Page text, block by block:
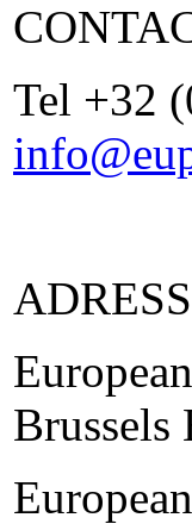
Tel +32
ADRESS
Brussels